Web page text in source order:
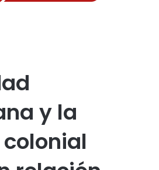
y la